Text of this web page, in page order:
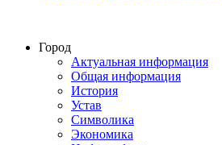
Город
Актуальная информация
Общая информация
История
Устав
Символика
Экономика